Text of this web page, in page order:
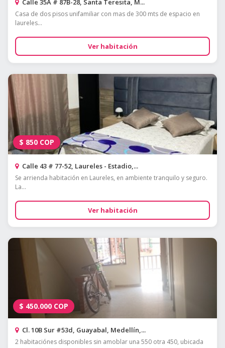
Calle 35A # 87B-28, Santa Teresita, M...
Casa de dos pisos unifamiliar con mas de 300 mts de espacio en
laureles...
Ver habitación
$ 850 COP
Calle 43 # 77-52, Laureles - Estadio,...
Se arrienda habitación en Laureles, en ambiente tranquilo y seguro.
La...
Ver habitación
$ 450.000 COP
Cl. 10B Sur #53d, Guayabal, Medellín,...
2 habitaciónes disponibles sin amoblar una 550 otra 450, ubicada